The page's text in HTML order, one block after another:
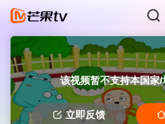
该视频暂不支持本国家/
立即反馈